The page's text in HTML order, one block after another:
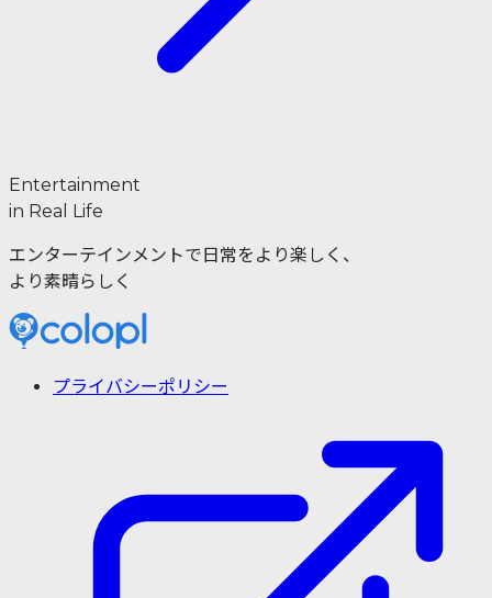
Entertainment
in Real Life
エンターテインメントで日常をより楽しく、
より素晴らしく
プライバシーポリシー